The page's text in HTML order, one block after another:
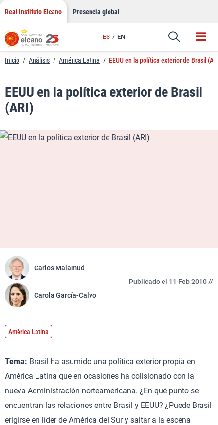
Saltar
contenido
Real Instituto Elcano Presencia global
ES EN
Enlace
Inicio / Análisis / América Latina / EEUU en la política exterior de Brasil
EEUU en la política exterior de Brasil
(ARI)
Carlos Malamud
Carola García-Calvo
Publicado el 11 Feb 2010 //
América Latina
Tema: Brasil ha asumido una política exterior propia en
América Latina que en ocasiones ha colisionado con la
nueva Administración norteamericana. ¿En qué punto se
encuentran las relaciones entre Brasil y EEUU? ¿Puede Brasil
erigirse en líder de América del Sur y saltar a la escena